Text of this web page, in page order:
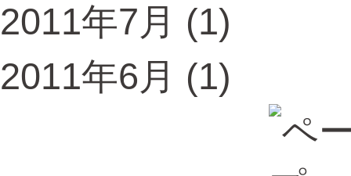
2011年7月 (1)
2011年6月 (1)